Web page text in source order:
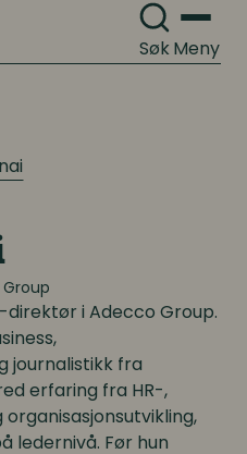
SøkMeny
direktør i Adecco Group.
journalistikk fra
erfaring fra HR-,
ledernivå. Før hun